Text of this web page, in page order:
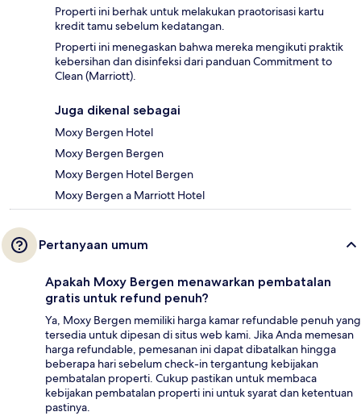
Properti ini berhak untuk melakukan praotorisasi kartu
kredit tamu sebelum kedatangan.
Properti ini menegaskan bahwa mereka mengikuti praktik
kebersihan dan disinfeksi dari panduan Commitment to
Clean (Marriott).
Juga dikenal sebagai
Moxy Bergen Hotel
Moxy Bergen Bergen
Moxy Bergen Hotel Bergen
Moxy Bergen a Marriott Hotel
Pertanyaan umum
Apakah Moxy Bergen menawarkan pembatalan
gratis untuk refund penuh?
Ya, Moxy Bergen memiliki harga kamar refundable penuh yang
tersedia untuk dipesan di situs web kami. Jika Anda memesan
harga refundable, pemesanan ini dapat dibatalkan hingga
beberapa hari sebelum check-in tergantung kebijakan
pembatalan properti. Cukup pastikan untuk membaca
kebijakan pembatalan properti ini untuk syarat dan ketentuan
pastinya.